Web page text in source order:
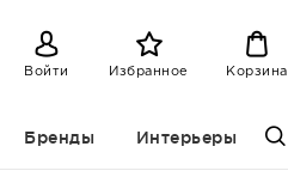
Войти Избранное Корзина
Бренды Интерьеры